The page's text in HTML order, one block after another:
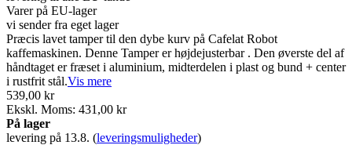
Varer på EU-lager
vi sender fra eget lager
Præcis lavet tamper til den dybe kurv på Cafelat Robot
kaffemaskinen. Denne Tamper er højdejusterbar . Den øverste del af
håndtaget er fræset i aluminium, midterdelen i plast og bund + center
i rustfrit stål.Vis mere
539,00 kr
Ekskl. Moms: 431,00 kr
På lager
levering på 13.8. (leveringsmuligheder)